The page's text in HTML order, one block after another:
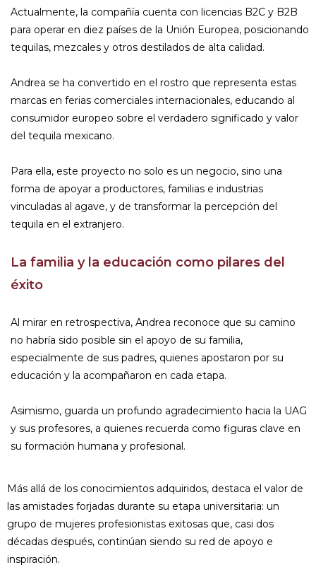
Actualmente, la compañía cuenta con licencias B2C y B2B
para operar en diez países de la Unión Europea, posicionando
tequilas, mezcales y otros destilados de alta calidad.
Andrea se ha convertido en el rostro que representa estas
marcas en ferias comerciales internacionales, educando al
consumidor europeo sobre el verdadero significado y valor
del tequila mexicano.
Para ella, este proyecto no solo es un negocio, sino una
forma de apoyar a productores, familias e industrias
vinculadas al agave, y de transformar la percepción del
tequila en el extranjero.
La familia y la educación como pilares del
éxito
Al mirar en retrospectiva, Andrea reconoce que su camino
no habría sido posible sin el apoyo de su familia,
especialmente de sus padres, quienes apostaron por su
educación y la acompañaron en cada etapa.
Asimismo, guarda un profundo agradecimiento hacia la UAG
y sus profesores, a quienes recuerda como figuras clave en
su formación humana y profesional.
Más allá de los conocimientos adquiridos, destaca el valor de
las amistades forjadas durante su etapa universitaria: un
grupo de mujeres profesionistas exitosas que, casi dos
décadas después, continúan siendo su red de apoyo e
inspiración.